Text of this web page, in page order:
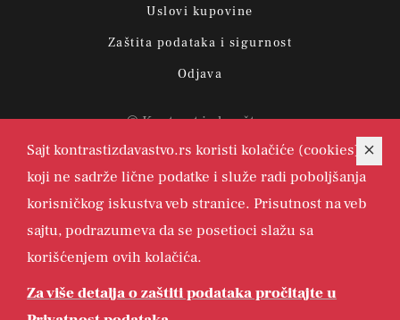
Sajt kontrastizdavastvo.rs koristi kolačiće (cookies)
koji ne sadrže lične podatke i služe radi poboljšanja
korisničkog iskustva veb stranice. Prisutnost na veb
sajtu, podrazumeva da se posetioci slažu sa
korišćenjem ovih kolačića.
Za više detalja o zaštiti podataka pročitajte u
Uslovi kupovine
Zaštita podataka i sigurnost
Odjava
© Kontrast izdavaštvo.